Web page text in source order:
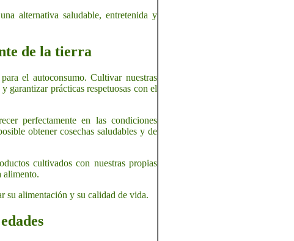
alternativa saludable, entretenida y
de la tierra
el autoconsumo. Cultivar nuestras
garantizar prácticas respetuosas con el
perfectamente en las condiciones
obtener cosechas saludables y de
cultivados con nuestras propias
alimento.
su alimentación y su calidad de vida.